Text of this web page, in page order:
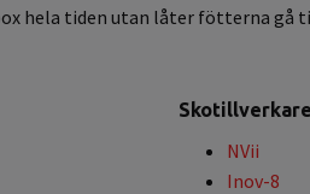
hela tiden utan låter fötterna
NVii
Inov-8